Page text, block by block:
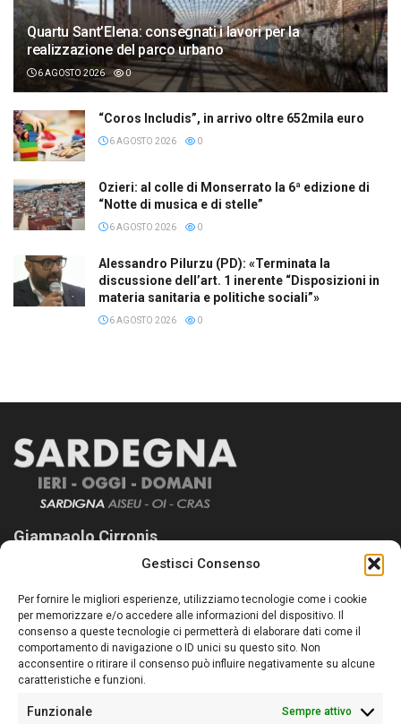
Gestisci Consenso
Per fornire le migliori esperienze, utilizziamo tecnologie come i cookie
per memorizzare e/o accedere alle informazioni del dispositivo. Il
consenso a queste tecnologie ci permetterà di elaborare dati come il
comportamento di navigazione o ID unici su questo sito. Non
acconsentire o ritirare il consenso può influire negativamente su alcune
caratteristiche e funzioni.
Funzionale Sempre attivo
Quartu Sant’Elena: consegnati i lavori per la
realizzazione del parco urbano
6 AGOSTO 2026 0
“Coros Includis”, in arrivo oltre 652mila euro
6 AGOSTO 2026 0
Ozieri: al colle di Monserrato la 6ª edizione di
“Notte di musica e di stelle”
6 AGOSTO 2026 0
Alessandro Pilurzu (PD): «Terminata la
discussione dell’art. 1 inerente “Disposizioni in
materia sanitaria e politiche sociali”»
6 AGOSTO 2026 0
Giampaolo Cirronis
Sardegna Ieri-Oggi-Domani nasce per informare “liberamente” i
lettori su quanto accade in Sardegna, con un occhio rivolto al
nostro passato e, soprattutto, al nostro futuro
Follow Us